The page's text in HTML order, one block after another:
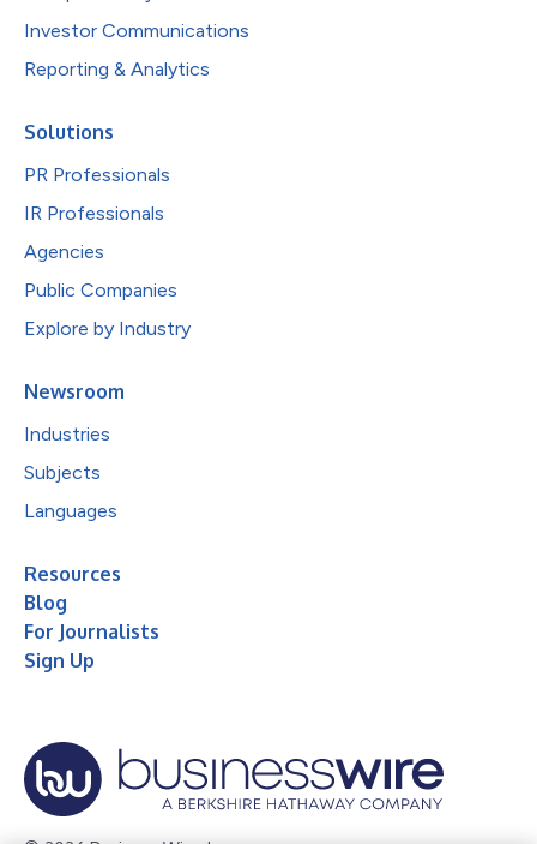
Investor Communications
Reporting & Analytics
Solutions
PR Professionals
IR Professionals
Agencies
Public Companies
Explore by Industry
Newsroom
Industries
Subjects
Languages
Resources
Blog
For Journalists
Sign Up